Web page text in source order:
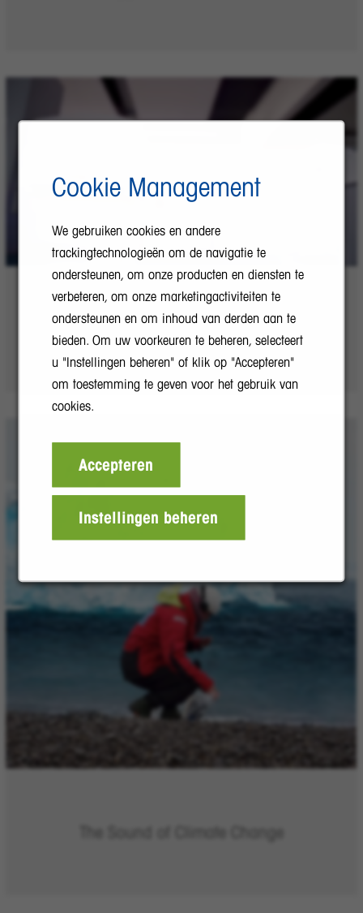
Cookie Management
We gebruiken cookies en andere
trackingtechnologieën om de navigatie te
ondersteunen, om onze producten en diensten te
verbeteren, om onze marketingactiviteiten te
ondersteunen en om inhoud van derden aan te
bieden. Om uw voorkeuren te beheren, selecteert
u "Instellingen beheren" of klik op "Accepteren"
om toestemming te geven voor het gebruik van
cookies.
Accepteren
Instellingen beheren
Our Innovative Laboratory Solutions